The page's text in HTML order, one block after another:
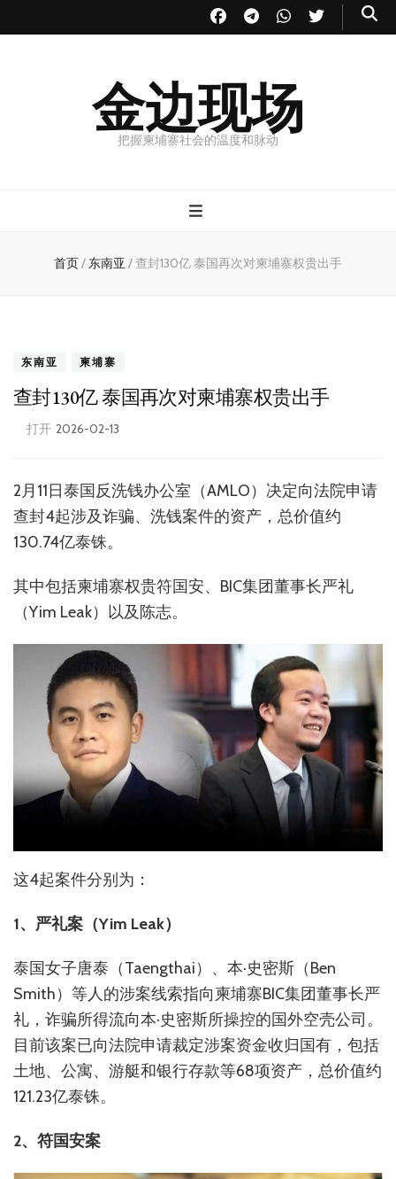
金边现场
把握柬埔寨社会的温度和脉动
首页/ 东南亚 /查封130亿 泰国再次对柬埔寨权贵出手
东南亚 柬埔寨
查封130亿 泰国再次对柬埔寨权贵出手
打开 2026-02-13
2月11日泰国反洗钱办公室（AMLO）决定向法院申请
查封4起涉及诈骗、洗钱案件的资产，总价值约
130.74亿泰铢。
其中包括柬埔寨权贵符国安、BIC集团董事长严礼
（Yim Leak）以及陈志。
这4起案件分别为：
1、严礼案（Yim Leak）
泰国女子唐泰（Taengthai）、本·史密斯（Ben
Smith）等人的涉案线索指向柬埔寨BIC集团董事长严
礼，诈骗所得流向本·史密斯所操控的国外空壳公司。
目前该案已向法院申请裁定涉案资金收归国有，包括
土地、公寓、游艇和银行存款等68项资产，总价值约
121.23亿泰铢。
2、符国安案